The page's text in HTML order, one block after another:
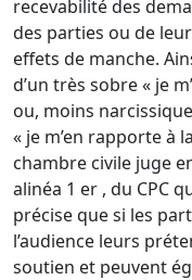
recevabilité des
des parties ou de
effets de manche.
d’un très sobre « je
ou, moins
« je m’en rapporte à
chambre civile juge
alinéa 1 er , du CPC
précise que si les
l’audience leurs
soutien et peuvent